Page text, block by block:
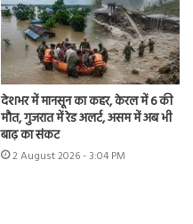
देशभर में मानसून का कहर, केरल में 6 की
मौत, गुजरात में रेड अलर्ट, असम में अब भी
बाढ़ का संकट
2 August 2026 - 3:04 PM